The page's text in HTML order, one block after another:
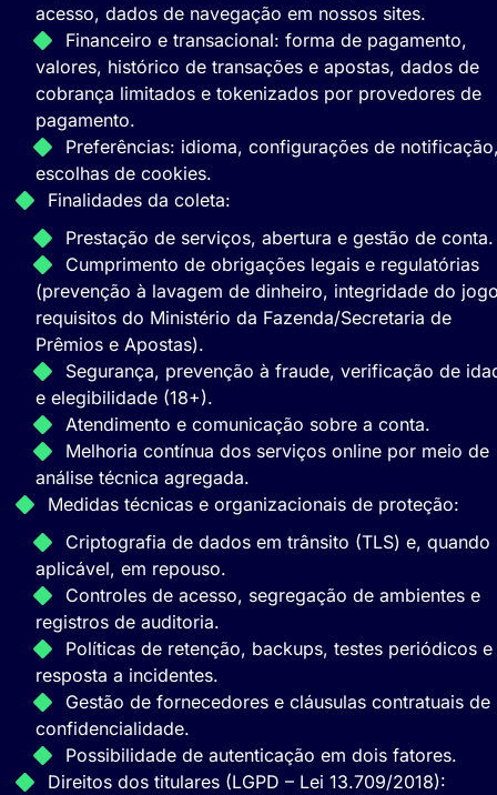
acesso, dados de navegação em nossos sites.
Financeiro e transacional: forma de pagamento,
valores, histórico de transações e apostas, dados de
cobrança limitados e tokenizados por provedores de
pagamento.
Preferências: idioma, configurações de
escolhas de cookies.
Finalidades da coleta:
Prestação de serviços, abertura e gestão de conta.
Cumprimento de obrigações legais e regulatórias
(prevenção à lavagem de dinheiro, integridade do
requisitos do Ministério da Fazenda/Secretaria de
Prêmios e Apostas).
Segurança, prevenção à fraude, verificação de
e elegibilidade (18+).
Atendimento e comunicação sobre a conta.
Melhoria contínua dos serviços online por meio de
análise técnica agregada.
Medidas técnicas e organizacionais de proteção:
Criptografia de dados em trânsito (TLS) e, quando
aplicável, em repouso.
Controles de acesso, segregação de ambientes e
registros de auditoria.
Políticas de retenção, backups, testes periódicos e
resposta a incidentes.
Gestão de fornecedores e cláusulas contratuais de
confidencialidade.
Possibilidade de autenticação em dois fatores.
Direitos dos titulares (LGPD – Lei 13.709/2018):